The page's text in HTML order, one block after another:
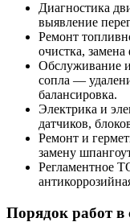
Диагностика
выявление
Ремонт
очистка,
Обслуживание
сопла —
балансировка.
Электрика и
датчиков,
Ремонт и
замену
Регламентное
Порядок работ в